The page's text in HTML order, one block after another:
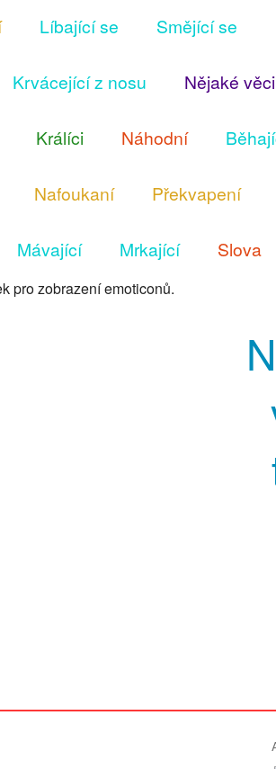
Ruby
Líbající se Smějící se
Krvácející z nosu Nějaké věci
Králíci Náhodní
Nafoukaní Překvapení
Mávající Mrkající Slova
pro zobrazení emoticonů.